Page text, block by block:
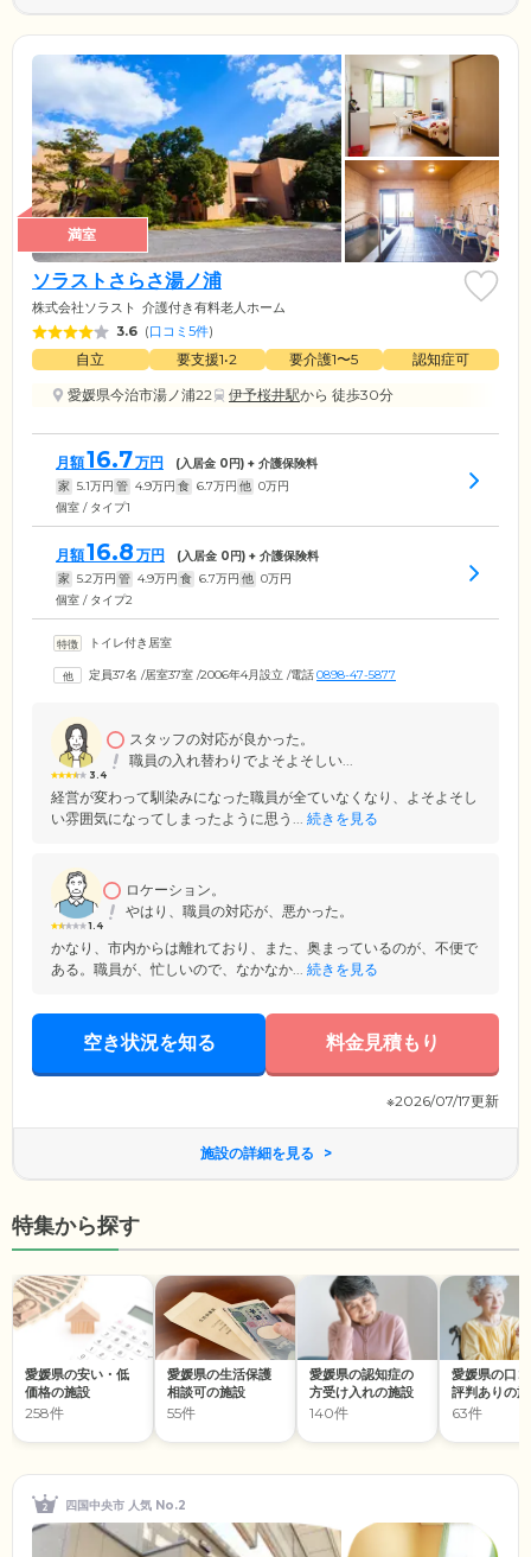
満室
ソラストさらさ湯ノ浦
株式会社ソラスト 介護付き有料老人ホーム
3.6 (口コミ5件)
自立 要支援1•2 要介護1〜5
認知症可
愛媛県今治市湯ノ浦22
伊予桜井駅から 徒歩30分
月額16.7万円 (入居金 0円) + 介護保険料
家 5.1万円 管 4.9万円 食 6.7万円 他 0万円
個室 / タイプ1
月額16.8 万円 (入居金 0円) + 介護保険料
家 5.2万円 管 4.9万円 食 6.7万円 他 0万円
個室 / タイプ2
トイレ付き居室
定員37名 /居室37室 /2006年4月設立 /電話0898-47-5877
3.4
スタッフの対応が良かった。
職員の入れ替わりでよそよそしい...
経営が変わって馴染みになった職員が全ていなくなり、よそよそし
い雰囲気になってしまったように思う... 続きを見る
1.4
ロケーション。
やはり、職員の対応が、悪かった。
かなり、市内からは離れており、また、奥まっているのが、不便で
ある。職員が、忙しいので、なかなか... 続きを見る
空き状況を知る 料金見積もり
※2026/07/17更新
施設の詳細を見る
特集から探す
愛媛県の安い・低
価格の施設
258件
愛媛県の生活保護
相談可の施設
55件
愛媛県の認知症の
方受け入れの施設
140件
愛媛県の口
評判ありの
63件
四国中央市 人気 No.2